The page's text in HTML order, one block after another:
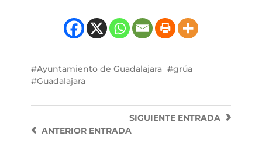
Ayuntamiento de Guadalajara
grúa
Guadalajara
SIGUIENTE ENTRADA
ANTERIORENTRADA